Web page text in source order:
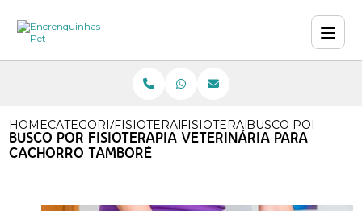
HOMECATEGORIASFISIOTERAPIA VETERINARIA
FISIOTERAPIA VETERINARIA
BUSCO POR
BUSCO POR FISIOTERAPIA VETERINÁRIA PARA
CACHORRO TAMBORÉ